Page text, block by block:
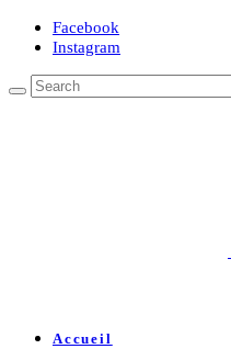
Facebook
Instagram
Accueil